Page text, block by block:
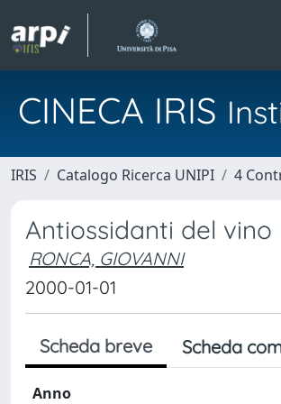
CINECA IRIS
IRIS Catalogo Ricerca UNIPI 4
Antiossidanti del
RONCA, GIOVANNI
2000-01-01
Scheda breve Scheda
Anno